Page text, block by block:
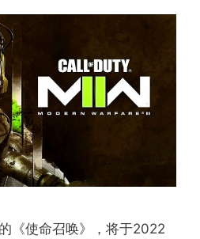
《使命召唤》，将于2022